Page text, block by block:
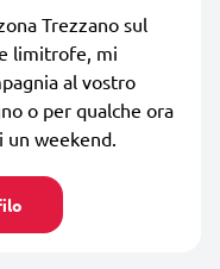
Trezzano sul
limitrofe, mi
al vostro
o per qualche ora
weekend.